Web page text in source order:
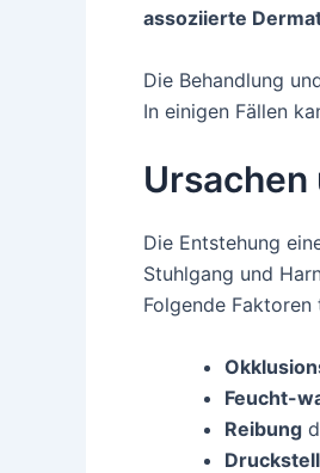
assoziierte
Die Behandlung
In einigen Fällen
Die Entstehung
Stuhlgang und
Folgende
Feucht-
Reibung